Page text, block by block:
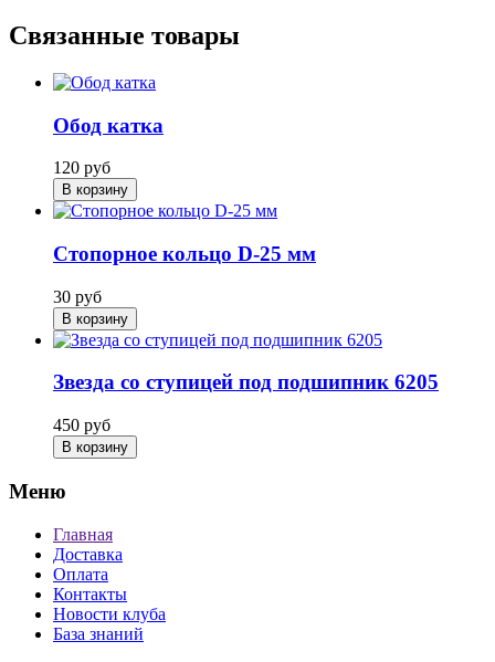
Связанные товары
Обод катка
120 руб
В корзину
Стопорное кольцо D-25 мм
30 руб
В корзину
Звезда со ступицей под подшипник 6205
450 руб
В корзину
Меню
Главная
Доставка
Оплата
Контакты
Новости клуба
База знаний